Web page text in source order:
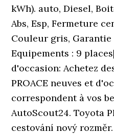
kWh). auto, Diesel,
Abs, Esp, Fermeture
Couleur gris,
Equipements : 9
d'occasion: Achetez
PROACE neuves et
correspondent à vos
AutoScout24. Toyota
cestování nový